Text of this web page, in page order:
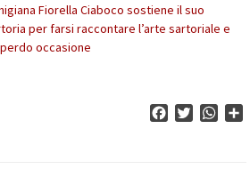
Fiorella Ciaboco sostiene il suo
per farsi raccontare l’arte sartoriale e
occasione
FacebookTwitter